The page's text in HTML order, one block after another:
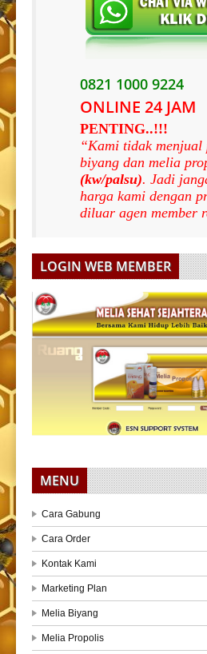
0821 1000 9224
ONLINE 24 JAM
PENTING..!!!
“Kami tidak menjual
biyang dan melia
(kw/palsu). Jadi
harga kami dengan
diluar agen member
LOGIN WEB MEMBER
MENU
Cara Gabung
Cara Order
Kontak Kami
Marketing Plan
Melia Biyang
Melia Propolis